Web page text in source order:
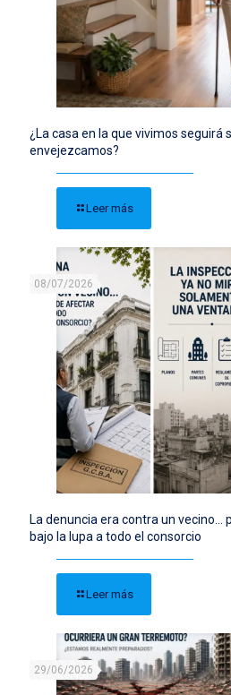
¿La casa en la que vivimos seguirá
envejezcamos?
Leer más
08/07/2026
La denuncia era contra un vecino…
bajo la lupa a todo el consorcio
Leer más
29/06/2026